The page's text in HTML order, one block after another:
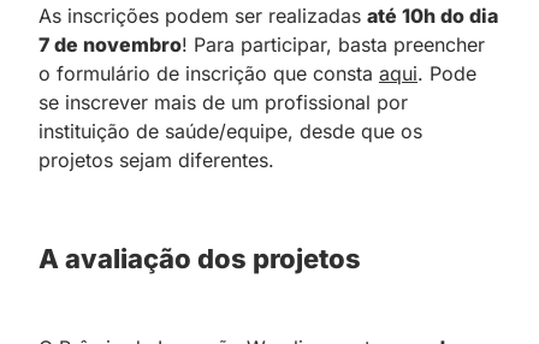
As inscrições podem ser realizadas até 10h do dia
7 de novembro! Para participar, basta preencher
o formulário de inscrição que consta aqui. Pode
se inscrever mais de um profissional por
instituição de saúde/equipe, desde que os
projetos sejam diferentes.
A avaliação dos projetos